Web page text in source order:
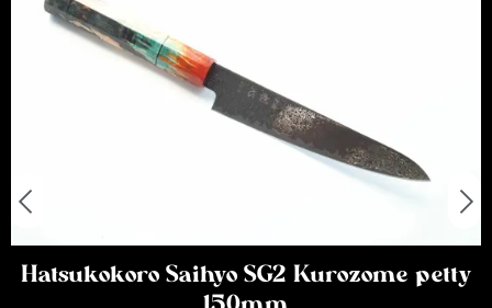
Hatsukokoro Saihyo SG2 Kurozome petty